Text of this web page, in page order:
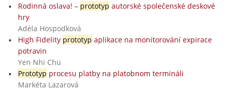
Rodinná oslava! – prototyp autorské společenské deskové
hry
Adéla Hospodková
High Fidelity prototyp aplikace na monitorování expirace
potravin
Yen Nhi Chu
Prototyp procesu platby na platobnom termináli
Markéta Lazarová